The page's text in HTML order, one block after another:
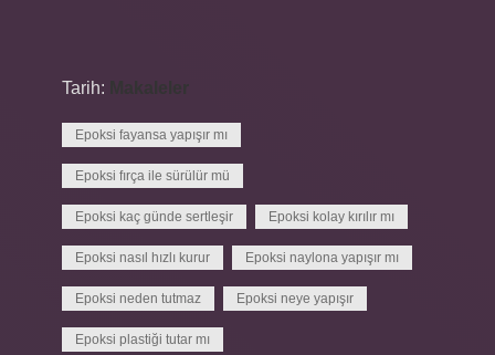
Tarih:
Epoksi fayansa yapışır mı
Epoksi fırça ile sürülür mü
Epoksi kaç günde sertleşir Epoksi kolay kırılır mı
Epoksi nasıl hızlı kurur Epoksi naylona yapışır mı
Epoksi neden tutmaz Epoksi neye yapışır
Epoksi plastiği tutar mı